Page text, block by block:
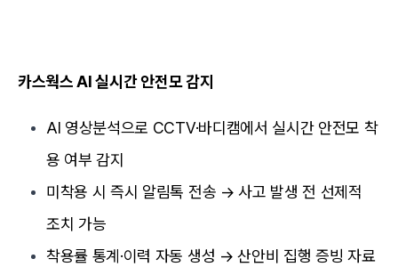
카스웍스 AI 실시간 안전모 감지
AI 영상분석으로 CCTV·바디캠에서 실시간 안전모 착
용 여부 감지
미착용 시 즉시 알림톡 전송 → 사고 발생 전 선제적
조치 가능
착용률 통계·이력 자동 생성 → 산안비 집행 증빙 자료